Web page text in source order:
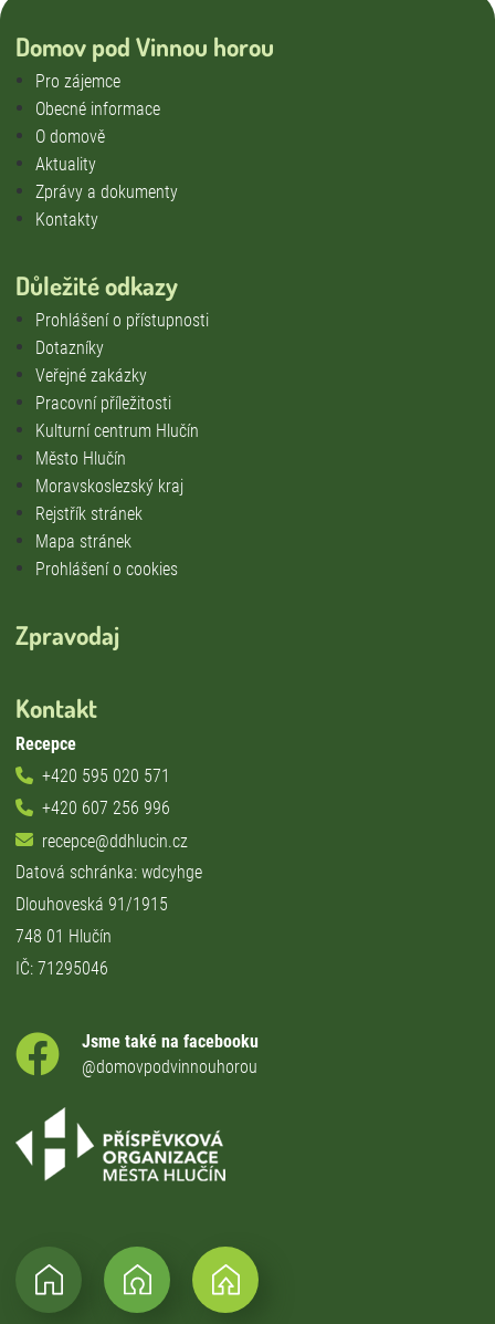
Domov pod Vinnou horou
Pro zájemce
Obecné informace
O domově
Aktuality
Zprávy a dokumenty
Kontakty
Důležité odkazy
Prohlášení o přístupnosti
Dotazníky
Veřejné zakázky
Pracovní příležitosti
Kulturní centrum Hlučín
Město Hlučín
Moravskoslezský kraj
Rejstřík stránek
Mapa stránek
Prohlášení o cookies
Zpravodaj
Kontakt
Recepce
+420 595 020 571
+420 607 256 996
recepce@ddhlucin.cz
Datová schránka: wdcyhge
Dlouhoveská 91/1915
748 01 Hlučín
IČ: 71295046
Jsme také na facebooku
@domovpodvinnouhorou